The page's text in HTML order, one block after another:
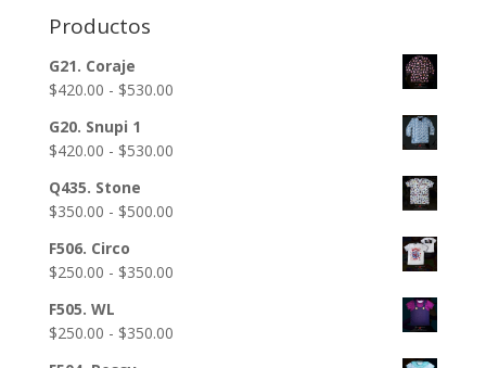
Productos
G21. Coraje
$420.00 - $530.00Rango
desde
hasta
G20. Snupi 1
$420.00 - $530.00Rango
desde
hasta
Q435. Stone
$350.00 - $500.00Rango
desde
hasta
F506. Circo
$250.00 - $350.00Rango
desde
F505. WL
$250.00 - $350.00Rango